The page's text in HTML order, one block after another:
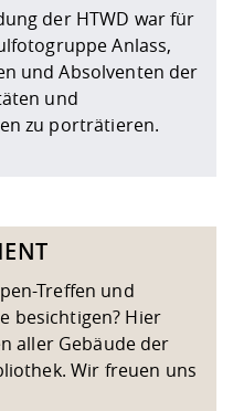
der HTWD war für
Anlass,
und Absolventen der
und
zu porträtieren.
Treffen und
besichtigen? Hier
aller Gebäude der
Wir freuen uns